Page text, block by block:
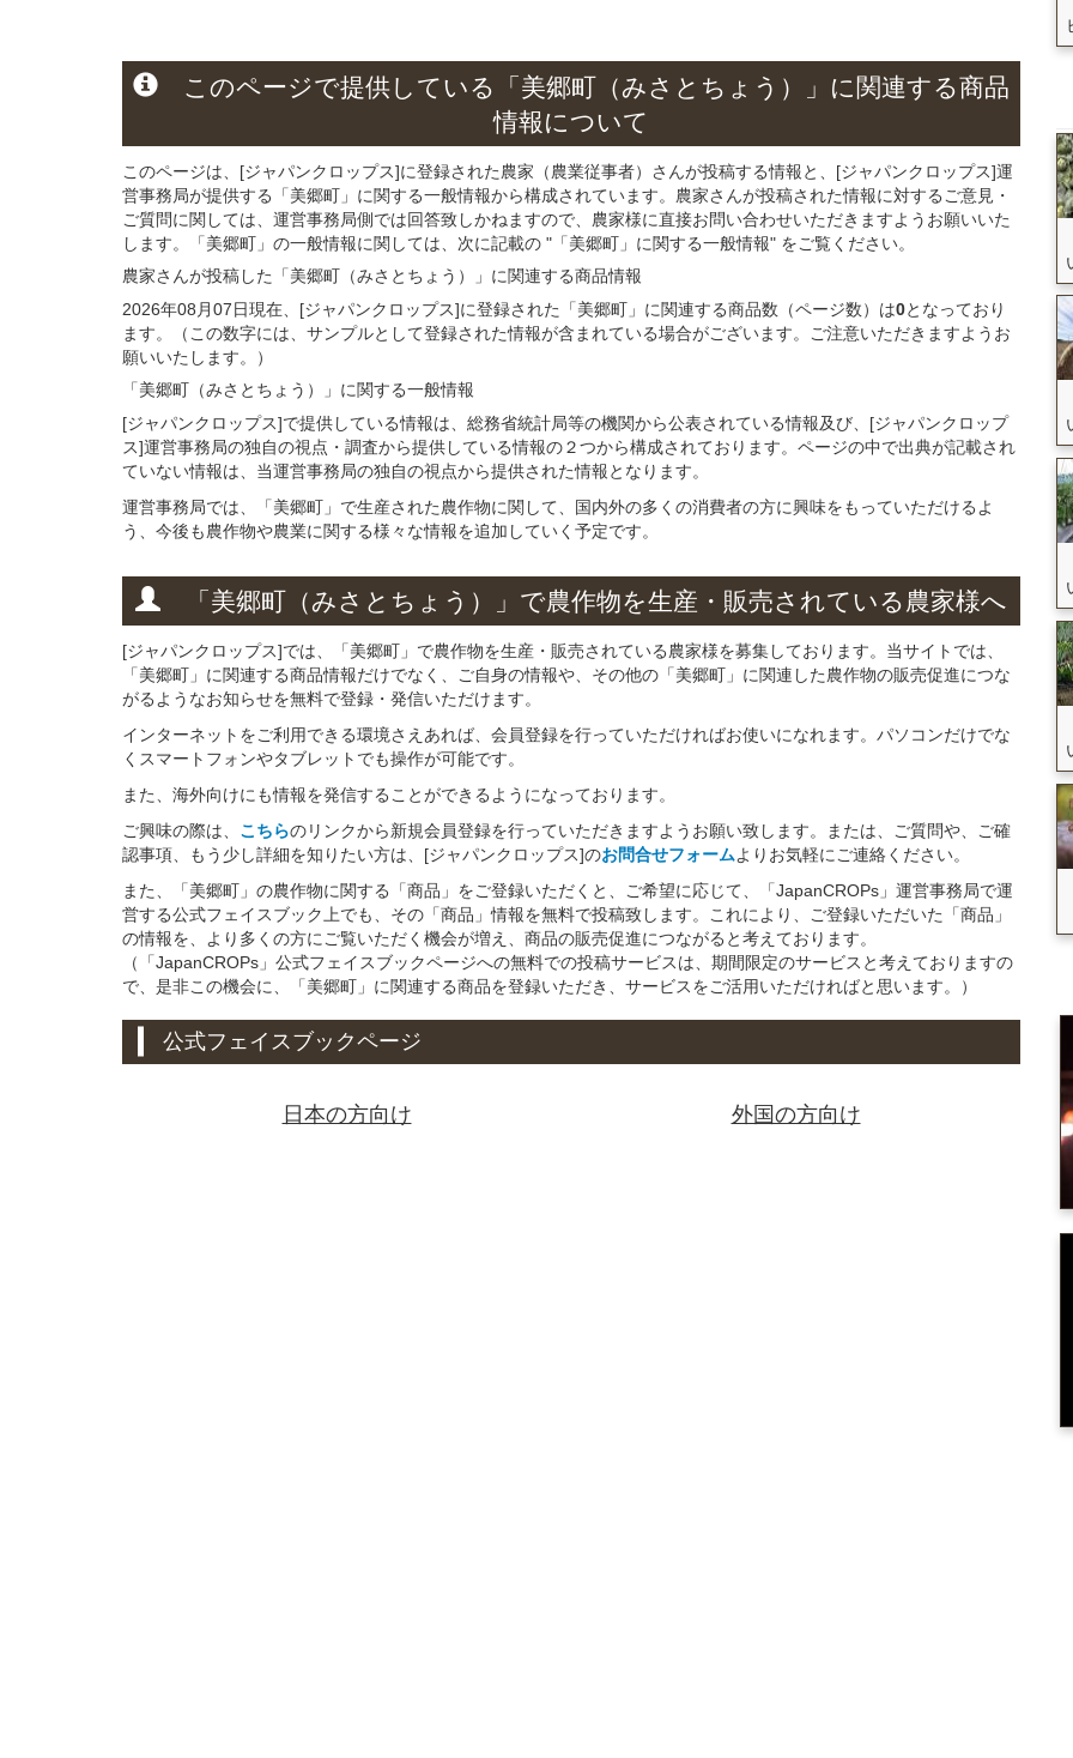
このページで提供している 「美郷町（みさとちょう）」 に関連する商品
情報について
このページは、[ジャパンクロップス]に登録された農家（農業従事者）さんが投稿する情報と、[ジャパンクロップス]運
営事務局が提供する「美郷町」に関する一般情報から構成されています。農家さんが投稿された情報に対するご意見・
ご質問に関しては、運営事務局側では回答致しかねますので、農家様に直接お問い合わせいただきますようお願いいた
します。「美郷町」の一般情報に関しては、次に記載の "「美郷町」に関する一般情報" をご覧ください。
農家さんが投稿した「美郷町（みさとちょう）」 に関連する商品情報
2026年08月07日現在、[ジャパンクロップス]に登録された「美郷町」に関連する商品数（ページ数）は0となっており
ます。（この数字には、サンプルとして登録された情報が含まれている場合がございます。ご注意いただきますようお
願いいたします。）
「美郷町（みさとちょう）」 に関する一般情報
[ジャパンクロップス]で提供している情報は、総務省統計局等の機関から公表されている情報及び、[ジャパンクロップ
ス]運営事務局の独自の視点・調査から提供している情報の２つから構成されております。ページの中で出典が記載され
ていない情報は、当運営事務局の独自の視点から提供された情報となります。
運営事務局では、「美郷町」で生産された農作物に関して、国内外の多くの消費者の方に興味をもっていただけるよ
う、今後も農作物や農業に関する様々な情報を追加していく予定です。
「美郷町（みさとちょう）」 で農作物を生産・販売されている 農家様へ
[ジャパンクロップス]では、「美郷町」で農作物を生産・販売されている農家様を募集しております。当サイトでは、
「美郷町」に関連する商品情報だけでなく、ご自身の情報や、その他の「美郷町」に関連した農作物の販売促進につな
がるようなお知らせを無料で登録・発信いただけます。
インターネットをご利用できる環境さえあれば、会員登録を行っていただければお使いになれます。パソコンだけでな
くスマートフォンやタブレットでも操作が可能です。
また、海外向けにも情報を発信することができるようになっております。
ご興味の際は、 こちらのリンクから新規会員登録を行っていただきますようお願い致します。または、ご質問や、ご確
認事項、もう少し詳細を知りたい方は、[ジャパンクロップス]のお問合せフォームよりお気軽にご連絡ください。
また、「美郷町」の農作物に関する「商品」をご登録いただくと、ご希望に応じて、「JapanCROPs」運営事務局で運
営する公式フェイスブック上でも、その「商品」情報を無料で投稿致します。これにより、ご登録いただいた「商品」
の情報を、より多くの方にご覧いただく機会が増え、商品の販売促進につながると考えております。
（「JapanCROPs」公式フェイスブックページへの無料での投稿サービスは、期間限定のサービスと考えておりますの
で、是非この機会に、「美郷町」に関連する商品を登録いただき、サービスをご活用いただければと思います。）
公式フェイスブックページ
日本の方向け 外国の方向け